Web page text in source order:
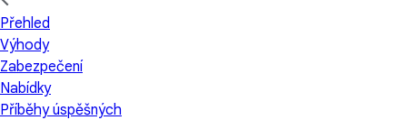
Přehled
Výhody
Zabezpečení
Nabídky
Příběhy úspěšných